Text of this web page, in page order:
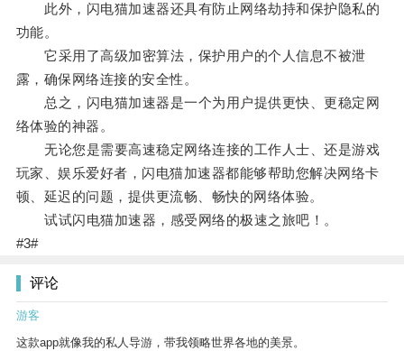
此外，闪电猫加速器还具有防止网络劫持和保护隐私的
功能。
它采用了高级加密算法，保护用户的个人信息不被泄
露，确保网络连接的安全性。
总之，闪电猫加速器是一个为用户提供更快、更稳定网
络体验的神器。
无论您是需要高速稳定网络连接的工作人士、还是游戏
玩家、娱乐爱好者，闪电猫加速器都能够帮助您解决网络卡
顿、延迟的问题，提供更流畅、畅快的网络体验。
试试闪电猫加速器，感受网络的极速之旅吧！。
#3#
评论
游客
这款app就像我的私人导游，带我领略世界各地的美景。